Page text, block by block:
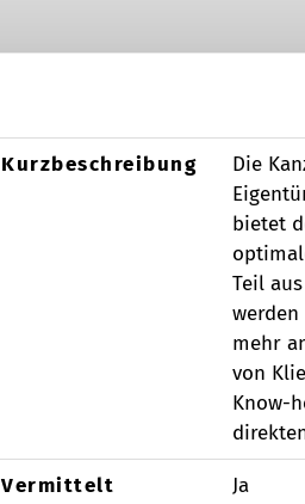
Kurzbeschreibung
Die
bietet
Teil
mehr
von
Know-
Vermittelt Ja